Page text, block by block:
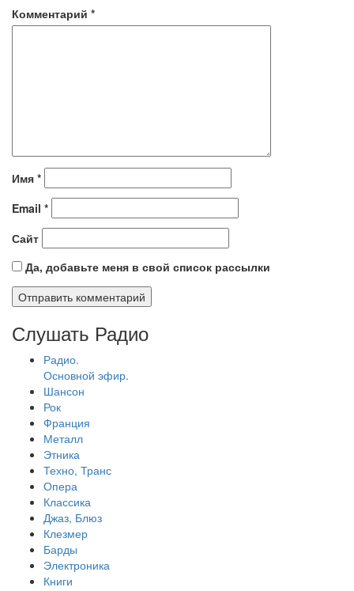
Комментарий *
Имя *
Email *
Сайт
Да, добавьте меня в свой список рассылки
Слушать Радио
Радио.
Основной эфир.
Шансон
Рок
Франция
Металл
Этника
Техно, Транс
Опера
Классика
Джаз, Блюз
Клезмер
Барды
Электроника
Книги